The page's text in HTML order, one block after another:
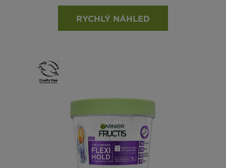
RYCHLÝ NÁHLED